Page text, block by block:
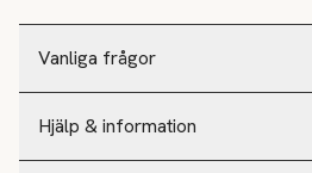
Vanliga frågor
Hjälp & information